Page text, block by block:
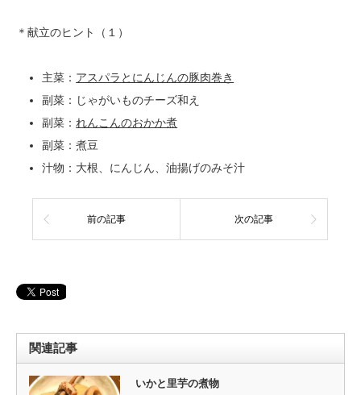
＊献立のヒント（１）
主菜： アスパラとにんじんの豚肉巻き
副菜：じゃがいものチーズ和え
副菜：れんこんのおかか煮
副菜：煮豆
汁物：大根、にんじん、油揚げのみそ汁
前の記事 次の記事
関連記事
いかと里芋の煮物